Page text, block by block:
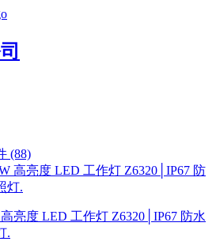
(88)
亮度 LED 工作灯 Z6320│IP67 防水
.